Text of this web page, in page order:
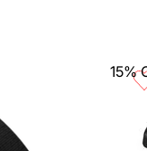
15%